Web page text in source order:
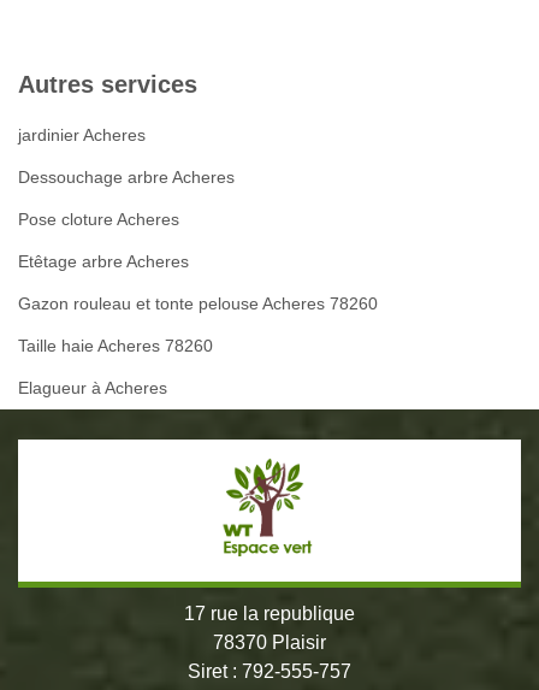
Autres services
jardinier Acheres
Dessouchage arbre Acheres
Pose cloture Acheres
Etêtage arbre Acheres
Gazon rouleau et tonte pelouse Acheres 78260
Taille haie Acheres 78260
Elagueur à Acheres
17 rue la republique
78370 Plaisir
Siret : 792-555-757